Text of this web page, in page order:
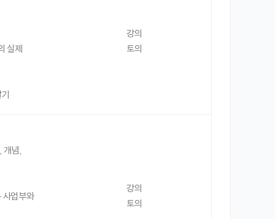
실제
강의
토의
념,
업부와
강의
토의